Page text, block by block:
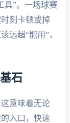
具”。一场球赛
刻卡顿或掉
远超“能用”，
石
意味着无论
入口，快速